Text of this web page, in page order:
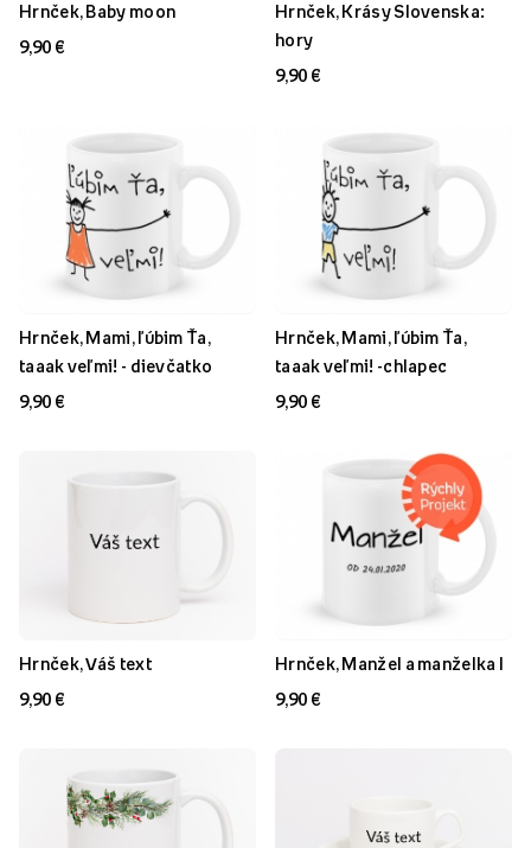
Hrnček, Baby moon
9,90 €
Hrnček, Krásy Slovenska:
hory
9,90 €
Hrnček, Mami, ľúbim Ťa,
taaak veľmi! - dievčatko
9,90 €
Hrnček, Mami, ľúbim Ťa,
taaak veľmi! -chlapec
9,90 €
Hrnček, Váš text
9,90 €
Hrnček, Manžel a manželka I
9,90 €